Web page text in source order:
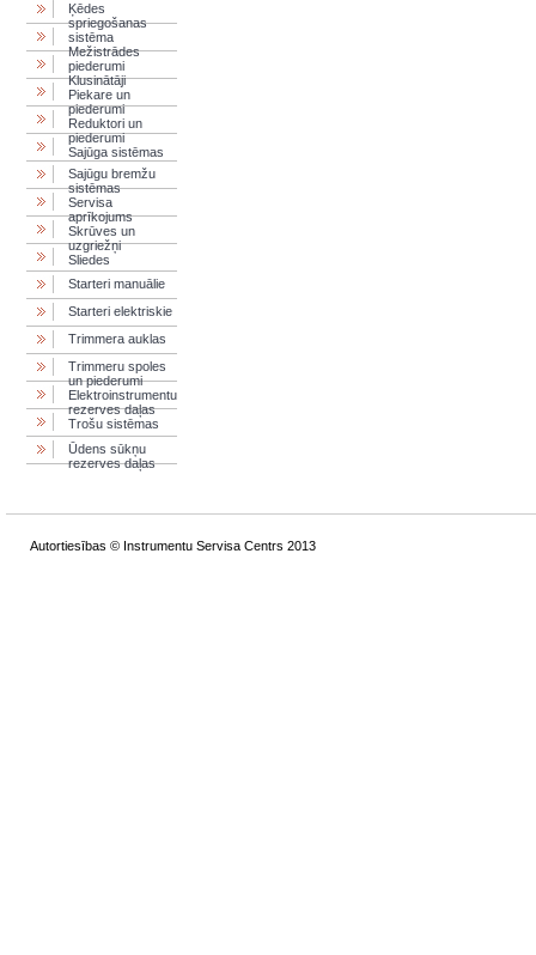
Ķēdes
spriegošanas
sistēma
Mežistrādes
piederumi
Klusinātāji
Piekare un
piederumi
Reduktori un
piederumi
Sajūga sistēmas
Sajūgu bremžu
sistēmas
Servisa
aprīkojums
Skrūves un
uzgriežņi
Sliedes
Starteri manuālie
Starteri elektriskie
Trimmera auklas
Trimmeru spoles
un piederumi
Elektroinstrumentu
rezerves daļas
Trošu sistēmas
Ūdens sūkņu
rezerves daļas
Autortiesības © Instrumentu Servisa Centrs 2013